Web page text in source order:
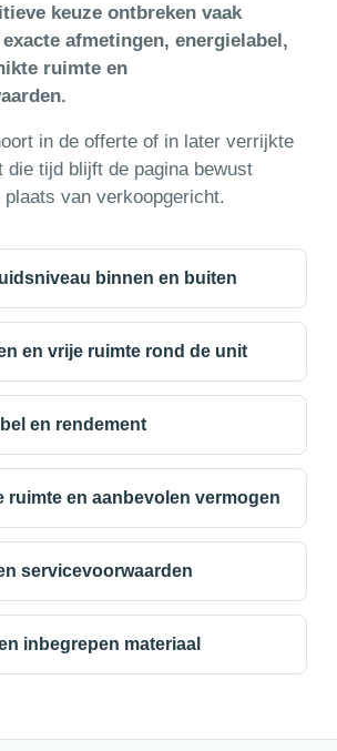
keuze ontbreken vaak
afmetingen, energielabel,
ruimte en
in de offerte of in later verrijkte
die tijd blijft de pagina bewust
van verkoopgericht.
binnen en buiten
en vrije ruimte rond de unit
en rendement
ruimte en aanbevolen vermogen
servicevoorwaarden
inbegrepen materiaal